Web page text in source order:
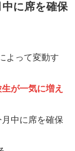
に席を確保
よって変動す
が一気に増え
中に席を確保